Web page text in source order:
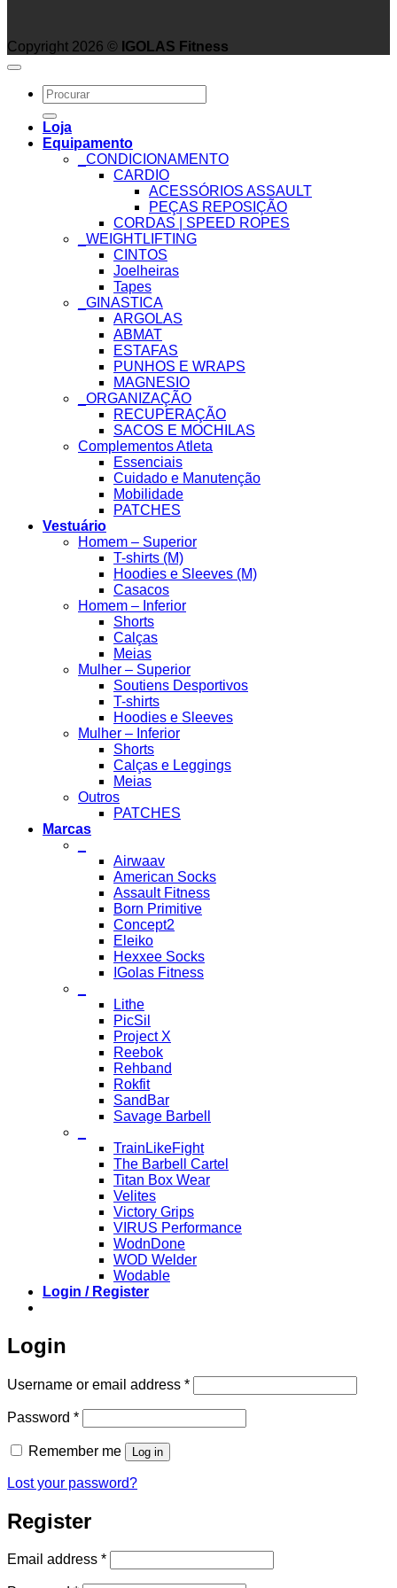
Copyright 2026 © IGOLAS Fitness
Search
for:
Loja
Equipamento
_CONDICIONAMENTO
CARDIO
ACESSÓRIOS ASSAULT
PEÇAS REPOSIÇÃO
CORDAS | SPEED ROPES
_WEIGHTLIFTING
CINTOS
Joelheiras
Tapes
_GINASTICA
ARGOLAS
ABMAT
ESTAFAS
PUNHOS E WRAPS
MAGNESIO
_ORGANIZAÇÃO
RECUPERAÇÃO
SACOS E MOCHILAS
Complementos Atleta
Essenciais
Cuidado e Manutenção
Mobilidade
PATCHES
Vestuário
Homem – Superior
T-shirts (M)
Hoodies e Sleeves (M)
Casacos
Homem – Inferior
Shorts
Calças
Meias
Mulher – Superior
Soutiens Desportivos
T-shirts
Hoodies e Sleeves
Mulher – Inferior
Shorts
Calças e Leggings
Meias
Outros
PATCHES
Marcas
Airwaav
American Socks
Assault Fitness
Born Primitive
Concept2
Eleiko
Hexxee Socks
IGolas Fitness
Lithe
PicSil
Project X
Reebok
Rehband
Rokfit
SandBar
Savage Barbell
TrainLikeFight
The Barbell Cartel
Titan Box Wear
Velites
Victory Grips
VIRUS Performance
WodnDone
WOD Welder
Wodable
Login / Register
Login
Username or email address *Required
Password *Required
Remember me Log in
Lost your password?
Register
Email address *Required